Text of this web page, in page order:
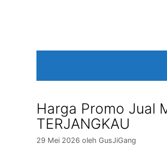
Harga Promo Jual
TERJANGKAU
29 Mei 2026 oleh GusJiGang